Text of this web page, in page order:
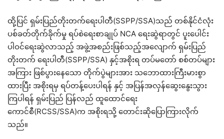
ထို့ပြင် ရှမ်းပြည်တိုးတက်ရေးပါတီ(SSPP/SSA)သည် တစ်နိုင်ငံလုံး
ပစ်ခတ်တိုက်ခိုက်မှု ရပ်စဲရေးစာချုပ် NCA ရေးဆွဲရာတွင် ပူးပေါင်း
ပါဝင်ရေးဆွဲလာသည့် အဖွဲ့အစည်းဖြစ်သည့်အလျောက် ရှမ်းပြည်
တိုးတက် ရေးပါတီ(SSPP/SSA) နှင့်အစိုးရ တပ်မတော် စစ်တပ်များ
အကြား ဖြစ်ပွားနေသော တိုက်ပွဲများအား သဘောထားကြီးမားစွာ
ထားပြီး အစိုးရမှ ရပ်တန့်ပေးပါရန် နှင့် အပြန်အလှန်ဆွေးနွေးသွား
ကြပါရန် ရှမ်းပြည် ပြန်လည် ထူထောင်ရေး
ကောင်စီ(RCSS/SSA)က အစိုးရသို့ တောင်းဆိုပြောကြားလိုက်
သည်။